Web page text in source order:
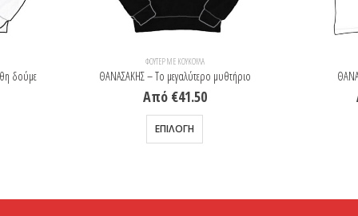
δούμε
Οι επιλογές μπορούν να επιλεγούν στη σελίδα του προϊόντος
ΦΟΎΤΕΡ ΜΕ ΚΟΥΚΟΎΛΑ
ΘΑΝΑΣΑΚΗΣ – Το μεγαλύτερο μυθτήριο
Από €41.50
ΕΠΙΛΟΓΉ
Αυτό το προϊόν έχει πολλαπλές παραλλαγές. Οι επιλογές μπορούν να επιλεγούν στη σελίδα του προϊόντος